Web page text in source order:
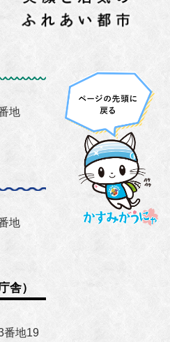
地
地
舎）
番地19